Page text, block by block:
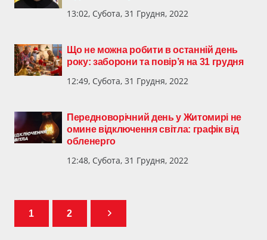
13:02, Субота, 31 Грудня, 2022
Що не можна робити в останній день
року: заборони та повір’я на 31 грудня
12:49, Субота, 31 Грудня, 2022
Передноворічний день у Житомирі не
омине відключення світла: графік від
обленерго
12:48, Субота, 31 Грудня, 2022
1 2